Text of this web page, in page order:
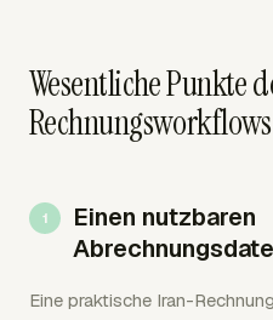
Wesentliche Punkte
Einen nutzbaren
Eine praktische Iran-